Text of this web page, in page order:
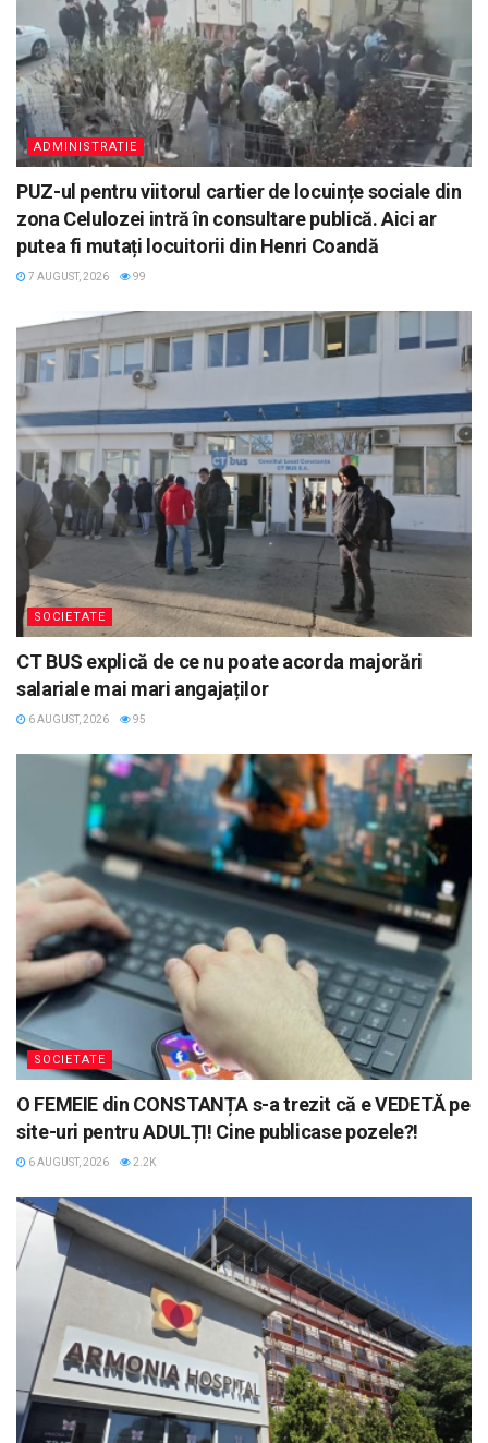
ADMINISTRATIE
PUZ-ul pentru viitorul cartier de locuințe sociale din
zona Celulozei intră în consultare publică. Aici ar
putea fi mutați locuitorii din Henri Coandă
7 AUGUST, 2026 99
SOCIETATE
CT BUS explică de ce nu poate acorda majorări
salariale mai mari angajaților
6 AUGUST, 2026 95
SOCIETATE
O FEMEIE din CONSTANȚA s-a trezit că e VEDETĂ pe
site-uri pentru ADULȚI! Cine publicase pozele?!
6 AUGUST, 2026 2.2K